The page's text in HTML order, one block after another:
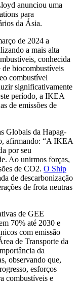
anunciou uma
para
da Ásia.
de 2024 a
a mais alta
conhecida
biocombustíveis
combustível
significativamente
período, a IKEA
de emissões de
Globais da Hapag-
afirmando: “A IKEA
por seu
Ao unirmos forças,
de CO2. O Ship
de descarbonização
de frota neutras
de GEE
70% até 2030 e
com emissão
de Transporte da
da
observando que,
esforços
combustíveis e